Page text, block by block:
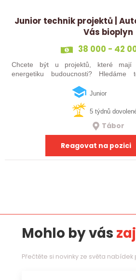
Junior technik projektů |
Vás bioplyn
38 000 - 42
Chcete být u projektů, které mají
energetiku budoucnosti? Hledáme
realizaci bioplynových stanic po celé…
Junior
5 týdnů
Tábor
Reagovat na pozici
Mohlo by vás
Přečtěte si novinky ze světa nabídek